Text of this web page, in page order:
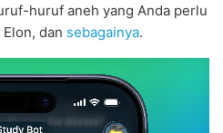
huruf aneh yang Anda perlu
dan sebagainya.